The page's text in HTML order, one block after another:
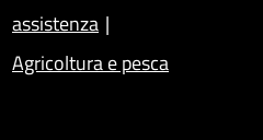
assistenza
Agricoltura e pesca